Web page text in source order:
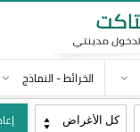
الخرائط - النماذج